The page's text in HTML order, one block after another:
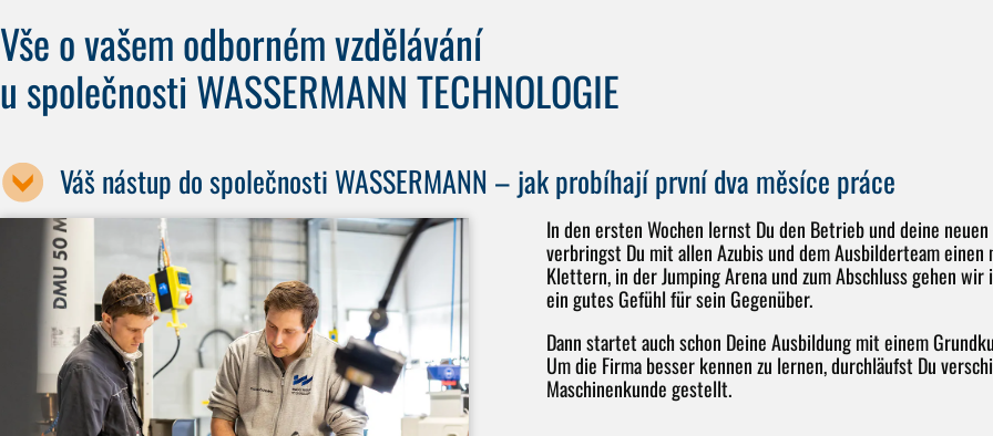
Vše o vašem odborném vzdělávání
u společnosti WASSERMANN TECHNOLOGIE
Váš nástup do společnosti WASSERMANN – jak probíhají první dva měsíce práce
In den ersten Wochen lernst Du den Betrieb und deine
verbringst Du mit allen Azubis und dem Ausbilderteam
Klettern, in der Jumping Arena und zum Abschluss gehen
ein gutes Gefühl für sein Gegenüber.
Dann startet auch schon Deine Ausbildung mit einem
Um die Firma besser kennen zu lernen, durchläufst Du
Maschinenkunde gestellt.